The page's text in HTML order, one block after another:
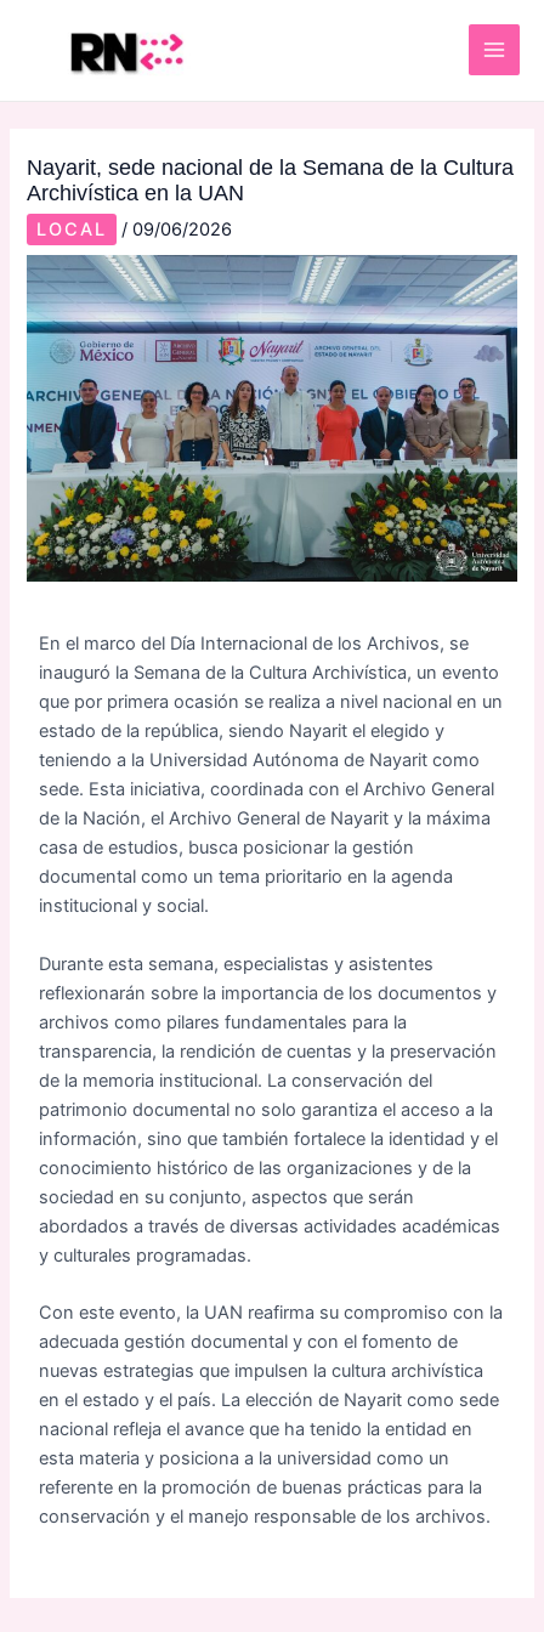
Nayarit, sede nacional de la Semana de la Cultura
Archivística en la UAN
LOCAL /09/06/2026
En el marco del Día Internacional de los Archivos, se
inauguró la Semana de la Cultura Archivística, un evento
que por primera ocasión se realiza a nivel nacional en un
estado de la república, siendo Nayarit el elegido y
teniendo a la Universidad Autónoma de Nayarit como
sede. Esta iniciativa, coordinada con el Archivo General
de la Nación, el Archivo General de Nayarit y la máxima
casa de estudios, busca posicionar la gestión
documental como un tema prioritario en la agenda
institucional y social.
Durante esta semana, especialistas y asistentes
reflexionarán sobre la importancia de los documentos y
archivos como pilares fundamentales para la
transparencia, la rendición de cuentas y la preservación
de la memoria institucional. La conservación del
patrimonio documental no solo garantiza el acceso a la
información, sino que también fortalece la identidad y el
conocimiento histórico de las organizaciones y de la
sociedad en su conjunto, aspectos que serán
abordados a través de diversas actividades académicas
y culturales programadas.
Con este evento, la UAN reafirma su compromiso con la
adecuada gestión documental y con el fomento de
nuevas estrategias que impulsen la cultura archivística
en el estado y el país. La elección de Nayarit como sede
nacional refleja el avance que ha tenido la entidad en
esta materia y posiciona a la universidad como un
referente en la promoción de buenas prácticas para la
conservación y el manejo responsable de los archivos.
navigation